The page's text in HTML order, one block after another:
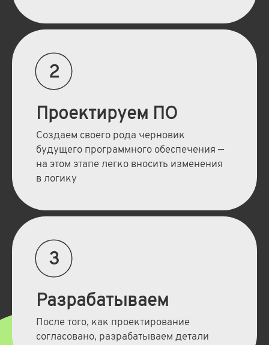
2
Проектируем ПО
Создаем своего рода черновик
будущего программного обеспечения —
на этом этапе легко вносить изменения
в логику
3
Разрабатываем
После того, как проектирование
согласовано, разрабатываем детали